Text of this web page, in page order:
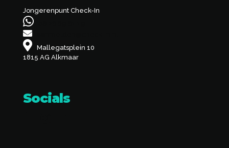
Jongerenpunt Check-In
Mallegatsplein 10
1815 AG Alkmaar
Socials